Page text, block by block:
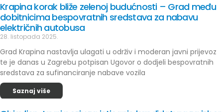
Krapina korak bliže zelenoj budućnosti – Grad među
dobitnicima bespovratnih sredstava za nabavu
električnih autobusa
28. listopada 2025.
Grad Krapina nastavlja ulagati u održiv i moderan javni prijevoz
te je danas u Zagrebu potpisan Ugovor o dodjeli bespovratnih
sredstava za sufinanciranje nabave vozila
Saznaj više